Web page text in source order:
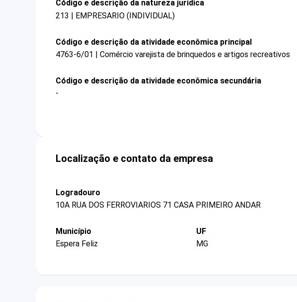
Código e descrição da natureza jurídica
213 | EMPRESARIO (INDIVIDUAL)
Código e descrição da atividade econômica principal
4763-6/01 | Comércio varejista de brinquedos e artigos recreativos
Código e descrição da atividade econômica secundária
-
Localização e contato da empresa
Logradouro
10A RUA DOS FERROVIARIOS 71 CASA PRIMEIRO ANDAR
Município
Espera Feliz
UF
MG